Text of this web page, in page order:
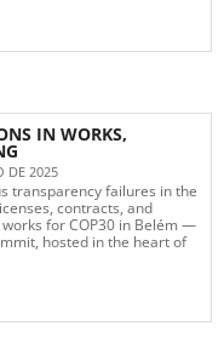
IN WORKS,
DE 2025
transparency failures in the
contracts, and
for COP30 in Belém —
hosted in the heart of